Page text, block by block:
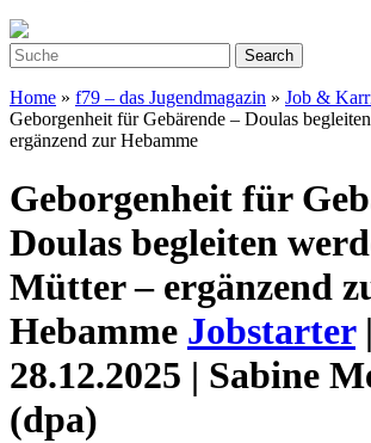
Home » f79 – das Jugendmagazin » Job &
Geborgenheit für Gebärende – Doulas
ergänzend zur Hebamme
Geborgenheit für
Doulas begleiten
Mütter – ergänzend
Hebamme Jobstarter|
28.12.2025 | Sabine
(dpa)